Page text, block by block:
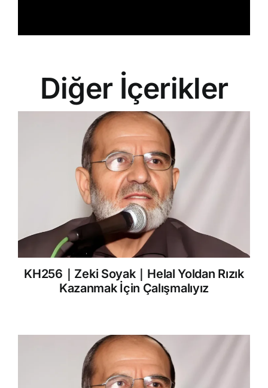
Diğer İçerikler
KH256｜Zeki Soyak｜Helal Yoldan Rızık
Kazanmak İçin Çalışmalıyız